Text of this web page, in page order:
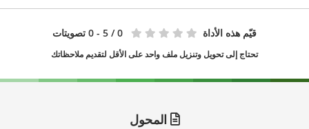
قيّم هذه الأداة 0 / 5 - 0 تصويتات
تحتاج إلى تحويل وتنزيل ملف واحد على الأقل لتقديم ملاحظاتك
المحول